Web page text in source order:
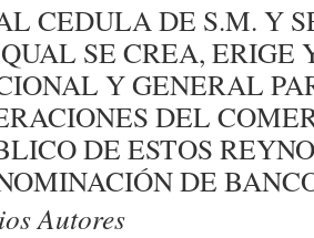
CEDULA DE S.M. Y
SE CREA, ERIGE
Y GENERAL
DEL
DE ESTOS
DE
Autores